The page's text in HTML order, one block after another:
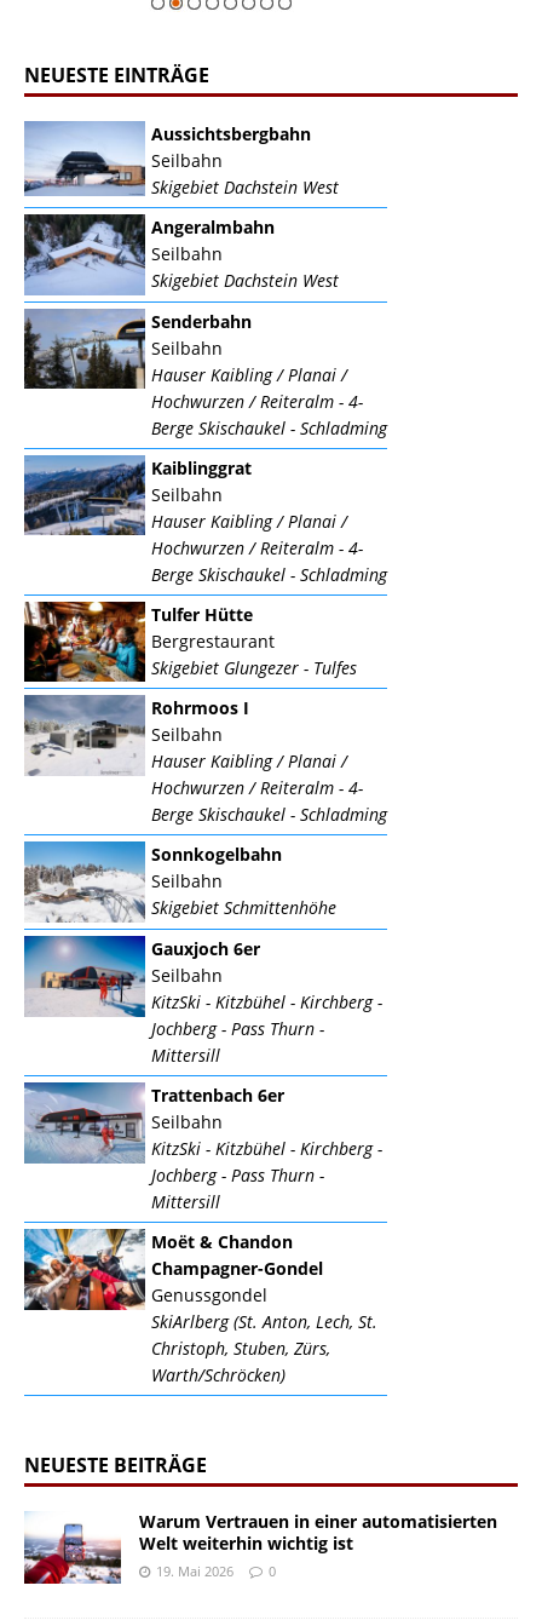
NEUESTE EINTRÄGE
Aussichtsbergbahn
Seilbahn
Skigebiet Dachstein West
Angeralmbahn
Seilbahn
Skigebiet Dachstein West
Senderbahn
Seilbahn
Hauser Kaibling / Planai /
Hochwurzen / Reiteralm - 4-
Berge Skischaukel - Schladming
Kaiblinggrat
Seilbahn
Hauser Kaibling / Planai /
Hochwurzen / Reiteralm - 4-
Berge Skischaukel - Schladming
Tulfer Hütte
Bergrestaurant
Skigebiet Glungezer - Tulfes
Rohrmoos I
Seilbahn
Hauser Kaibling / Planai /
Hochwurzen / Reiteralm - 4-
Berge Skischaukel - Schladming
Sonnkogelbahn
Seilbahn
Skigebiet Schmittenhöhe
Gauxjoch 6er
Seilbahn
KitzSki - Kitzbühel - Kirchberg -
Jochberg - Pass Thurn -
Mittersill
Trattenbach 6er
Seilbahn
KitzSki - Kitzbühel - Kirchberg -
Jochberg - Pass Thurn -
Mittersill
Moët & Chandon
Champagner-Gondel
Genussgondel
SkiArlberg (St. Anton, Lech, St.
Christoph, Stuben, Zürs,
Warth/Schröcken)
NEUESTE BEITRÄGE
Warum Vertrauen in einer automatisierten
Welt weiterhin wichtig ist
19. Mai 2026 0